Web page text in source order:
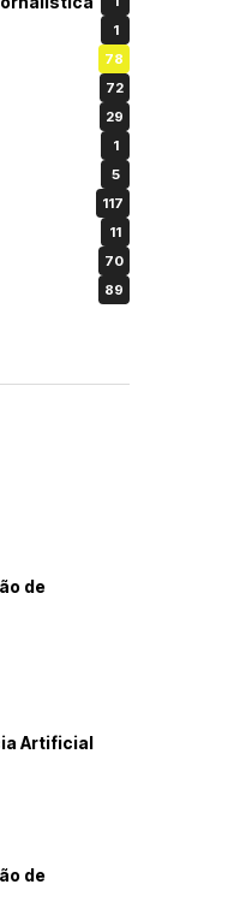
1
78
72
29
1
5
117
11
70
89
de
Artificial
de